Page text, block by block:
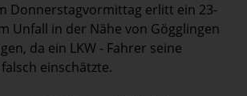
Donnerstagvormittag erlitt ein 23-
Unfall in der Nähe von Gögglingen
da ein LKW - Fahrer seine
einschätzte.